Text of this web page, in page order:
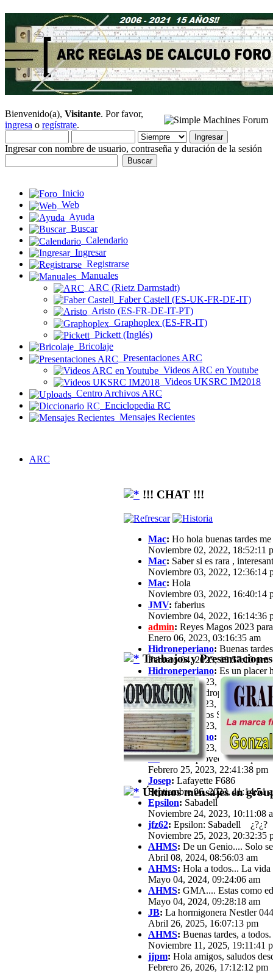
Bienvenido(a), Visitante. Por favor,
ingresa o regístrate.
Ingresar con nombre de usuario, contraseña y duración de la sesión
Inicio
Web
Ayuda
Buscar
Calendario
Ingresar
Registrarse
Manuales
ARC (Rietz Darmstadt)
Faber Castell (ES-UK-FR-DE-IT)
Aristo (ES-FR-DE-IT-PT)
Graphoplex (ES-FR-IT)
Pickett (Inglés)
Bricolaje
Presentaciones ARC
Videos ARC en Youtube
Videos UKSRC IM2018
Centro Archivos ARC
Enciclopedia RC
Mensajes Recientes
ARC
!!! CHAT !!!
Mac: Ho hola buenas tardes
Noviembre 02, 2022, 18:52:11
Mac: Saber si es rara ,
Noviembre 03, 2022, 12:36:14
Mac: Hola
Noviembre 03, 2022, 16:40:14
JMV: faberius
Noviembre 04, 2022, 16:14:36
admin: Reyes Magos 2023
Enero 06, 2023, 03:16:35 am
Hidroneperiano: Buenas
Febrero 04, 2023, 18:57:10 pm
Hidroneperiano: Es un placer
Febrero 04, 2023, 18:57:33 pm
jfz62:Hola Hidroperiano, Ya
Febrero 11, 2023, 21:03:25 pm
JB:Hola a todos Soy José
Febrero 13, 2023, 16:39:57 pm
Hidroneperiano: Hola a todos
Febrero 15, 2023, 20:44:40 pm
JB:Hola. Aprovechando que a
Febrero 25, 2023, 22:41:38 pm
Josep: Lafayette F686
Septiembre 06, 2023, 11:14:51
Epsilon: Sabadell
Noviembre 24, 2023, 10:11:08
jfz62: Epsilon: Sabadell ¿?¿?
Noviembre 25, 2023, 20:32:35
AHMS: De un Genio.... Solo
Abril 08, 2024, 08:56:03 am
AHMS: Hola a todos... La vida
Mayo 04, 2024, 09:24:06 am
AHMS: GMA.... Estas como
Mayo 04, 2024, 09:28:18 am
JB: La hormigonera Nestler
Abril 26, 2025, 16:07:13 pm
AHMS: Buenas tardes, a todos.
Noviembre 11, 2025, 19:11:41
jjpm: Hola amigos, saludos
Febrero 26, 2026, 17:12:12 pm
Trabajos y
Últimos mensajes en